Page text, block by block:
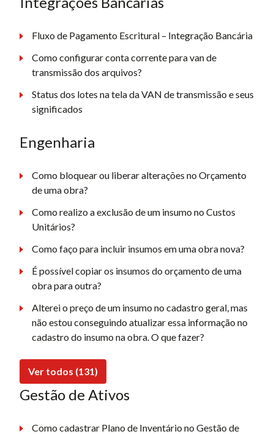
Fluxo de Pagamento Escritural – Integração Bancária
Como configurar conta corrente para van de
transmissão dos arquivos?
Status dos lotes na tela da VAN de transmissão e seus
significados
Engenharia
Como bloquear ou liberar alterações no Orçamento
de uma obra?
Como realizo a exclusão de um insumo no Custos
Unitários?
Como faço para incluir insumos em uma obra nova?
É possível copiar os insumos do orçamento de uma
obra para outra?
Alterei o preço de um insumo no cadastro geral, mas
não estou conseguindo atualizar essa informação no
cadastro do insumo na obra. O que fazer?
Ver todos (131)
Gestão de Ativos
Como cadastrar Plano de Inventário no Gestão de